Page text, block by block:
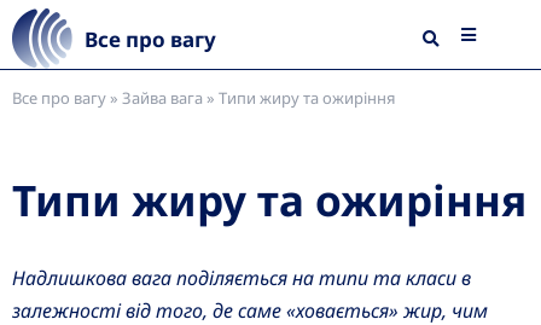
Все про вагу
Все про вагу» Зайва вага » Типи жиру та ожиріння
Типи жиру та ожиріння
Надлишкова вага поділяється на типи та класи в
залежності від того, де саме «ховається» жир, чим